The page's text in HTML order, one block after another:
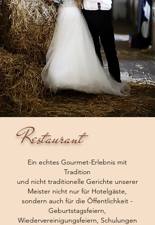
Restaurant
Ein echtes Gourmet-Erlebnis mit
Tradition
und nicht traditionelle Gerichte unserer
Meister nicht nur für Hotelgäste,
sondern auch für die Öffentlichkeit -
Geburtstagsfeiern,
Wiedervereinigungsfeiern, Schulungen